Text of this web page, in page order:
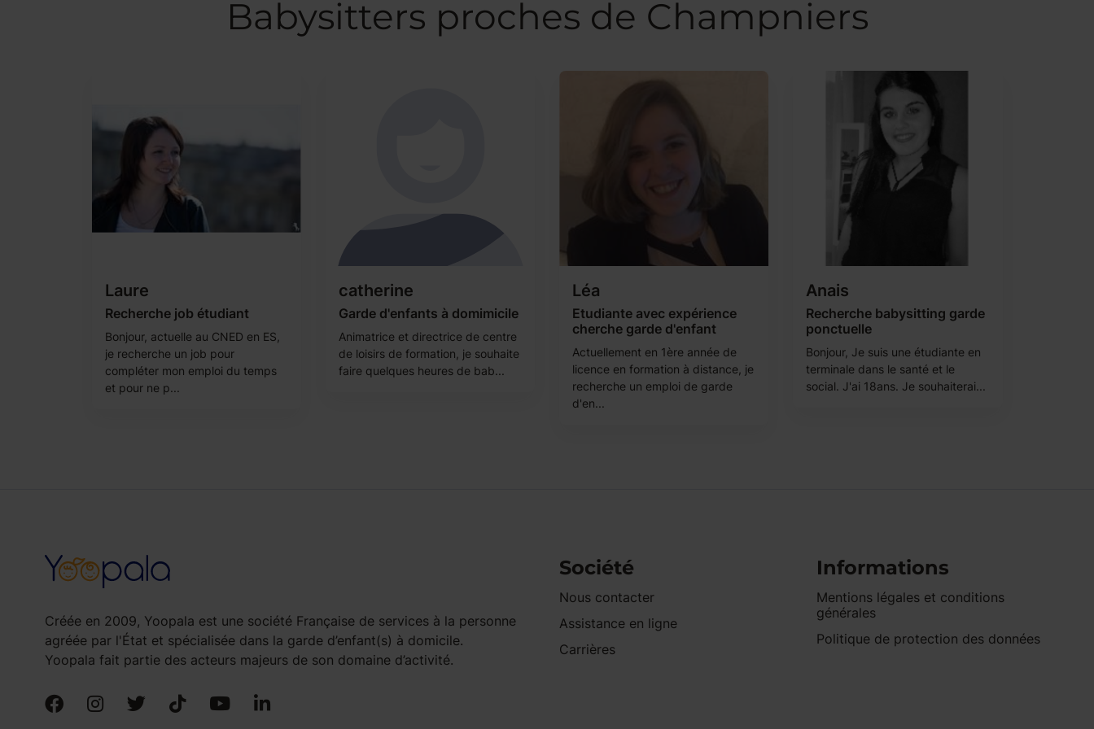
Babysitters proches de Champniers
Laure
Recherche job étudiant
Bonjour, actuelle au CNED en ES,
je recherche un job pour
compléter mon emploi du temps
et pour ne p...
catherine
Garde d'enfants à domimicile
Animatrice et directrice de centre
de loisirs de formation, je souhaite
faire quelques heures de bab...
Léa
Etudiante avec expérience
cherche garde d'enfant
Actuellement en 1ère année de
licence en formation à distance, je
recherche un emploi de garde
d'en...
Anais
Recherche babysitting garde
ponctuelle
Bonjour, Je suis une étudiante en
terminale dans le santé et le
social. J'ai 18ans. Je souhaiterai...
Créée en 2009, Yoopala est une société Française de services à la personne
agréée par l'État et spécialisée dans la garde d’enfant(s) à domicile.
Yoopala fait partie des acteurs majeurs de son domaine d’activité.
Société
Nous contacter
Assistance en ligne
Carrières
Informations
Mentions légales et conditions
générales
Politique de protection des données